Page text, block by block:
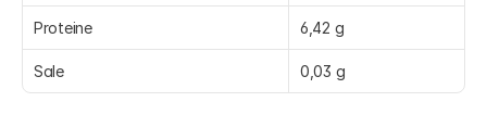
Proteine 6,42 g
Sale 0,03 g